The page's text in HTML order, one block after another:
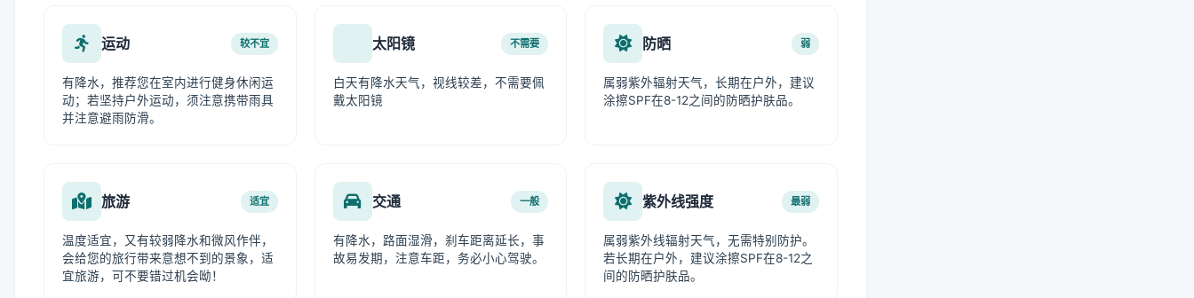
运动 较不宜
有降水，推荐您在室内进行健身休闲运
动；若坚持户外运动，须注意携带雨具
并注意避雨防滑。
太阳镜 不需要
白天有降水天气，视线较差，不需要佩
戴太阳镜
防晒 弱
属弱紫外辐射天气，长期在户外，建议
涂擦SPF在8-12之间的防晒护肤品。
旅游 适宜
温度适宜，又有较弱降水和微风作伴，
会给您的旅行带来意想不到的景象，适
宜旅游，可不要错过机会呦！
交通 一般
有降水，路面湿滑，刹车距离延长，事
故易发期，注意车距，务必小心驾驶。
紫外线强度 最弱
属弱紫外线辐射天气，无需特别防护。
若长期在户外，建议涂擦SPF在8-12之
间的防晒护肤品。